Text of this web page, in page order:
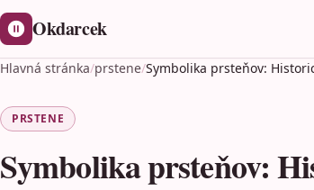
Okdarcek
Hlavná stránka/prstene/Symbolika prsteňov:
PRSTENE
Symbolika prsteňov: